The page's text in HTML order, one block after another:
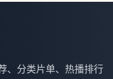
、分类片单、热播排行